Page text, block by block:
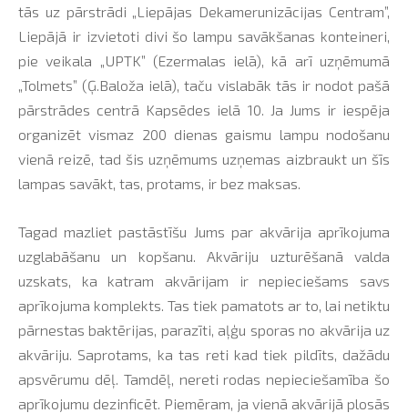
tās uz pārstrādi „Liepājas Dekamerunizācijas Centram”,
Liepājā ir izvietoti divi šo lampu savākšanas konteineri,
pie veikala „UPTK” (Ezermalas ielā), kā arī uzņēmumā
„Tolmets” (Ģ.Baloža ielā), taču vislabāk tās ir nodot pašā
pārstrādes centrā Kapsēdes ielā 10. Ja Jums ir iespēja
organizēt vismaz 200 dienas gaismu lampu nodošanu
vienā reizē, tad šis uzņēmums uzņemas aizbraukt un šīs
lampas savākt, tas, protams, ir bez maksas.
Tagad mazliet pastāstīšu Jums par akvārija aprīkojuma
uzglabāšanu un kopšanu. Akvāriju uzturēšanā valda
uzskats, ka katram akvārijam ir nepieciešams savs
aprīkojuma komplekts. Tas tiek pamatots ar to, lai netiktu
pārnestas baktērijas, parazīti, aļģu sporas no akvārija uz
akvāriju. Saprotams, ka tas reti kad tiek pildīts, dažādu
apsvērumu dēļ. Tamdēļ, nereti rodas nepieciešamība šo
aprīkojumu dezinficēt. Piemēram, ja vienā akvārijā plosās